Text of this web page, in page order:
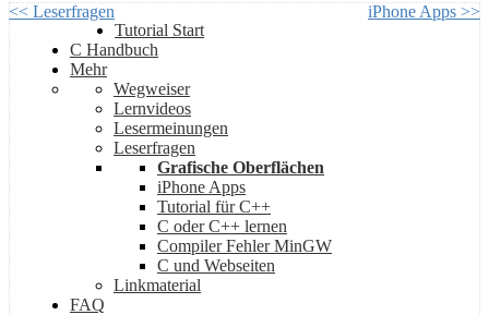
<< Leserfragen
iPhone Apps >>
Tutorial Start
C Handbuch
Mehr
Wegweiser
Lernvideos
Lesermeinungen
Leserfragen
Grafische Oberflächen
iPhone Apps
Tutorial für C++
C oder C++ lernen
Compiler Fehler MinGW
C und Webseiten
Linkmaterial
FAQ